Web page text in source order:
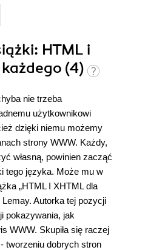
: HTML i
(4)
nie trzeba
użytkownikowi
dzięki niemu możemy
strony WWW. Każdy,
własną, powinien zacząć
tego języka. Może mu w
„HTML I XHTML dla
Autorka tej pozycji
pokazywania, jak
WWW. Skupiła się raczej
tworzeniu dobrych stron